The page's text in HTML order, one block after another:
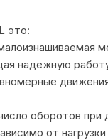
это:
надежную
оборотов при
от